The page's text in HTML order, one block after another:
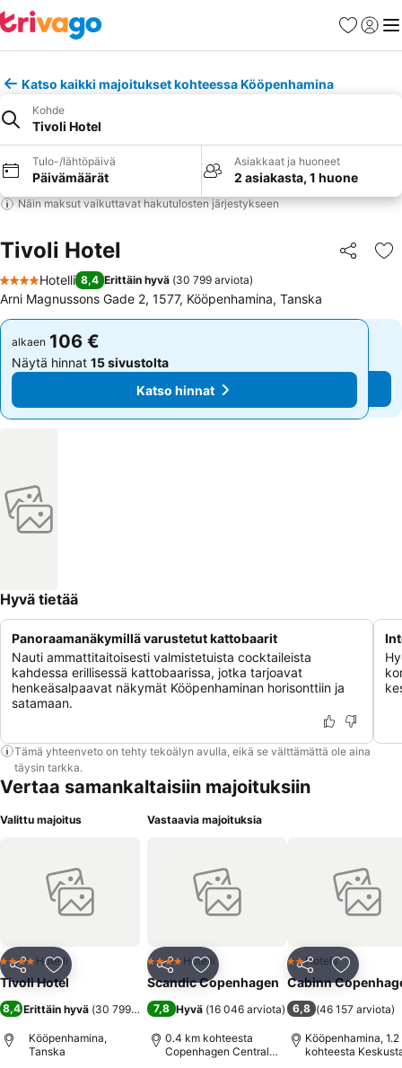
Suosikit
Katso kaikki majoitukset kohteessa Kööpenhamina
Kohde
Tivoli Hotel
Tulo-/lähtöpäivä
Päivämäärät
Asiakkaat ja huoneet
2 asiakasta, 1 huone
Näin maksut vaikuttavat hakutulosten järjestykseen
Tivoli Hotel Jaa
4 Tähtiluokitus
Hotelli 8,4 Erittäin hyvä (30 799 arviota)
Arni Magnussons Gade 2, 1577, Kööpenhamina, Tanska
alkaen 106 €
Näytä hinnat 15 sivustolta
Katso hinnat
alkaen 106 €
Näytä hinnat 15 sivustolta
Katso hinnat
Hyvä tietää
Panoraamanäkymillä varustetut kattobaarit
Nauti ammattitaitoisesti valmistetuista cocktaileista
kahdessa erillisessä kattobaarissa, jotka tarjoavat
henkeäsalpaavat näkymät Kööpenhaminan horisonttiin ja
satamaan.
Tämä yhteenveto on tehty tekoälyn avulla, eikä se välttämättä ole aina
täysin tarkka.
Vertaa samankaltaisiin majoituksiin
Valittu majoitus
Jaa Lisää suosikkeihin
4 Tähtiluokitus
Hotelli
Tivoli Hotel
8,4 Erittäin hyvä (30 799 arviota)
Kööpenhamina,
Tanska
Vastaavia majoituksia
Jaa Lisää suosikkeihin
4 Tähtiluokitus
Hotelli
Scandic Copenhagen
7,8 Hyvä (16 046 arviota)
0.4 km kohteesta
Copenhagen Central
Jaa Lisää
2 Tähtiluokitus
Hotelli
Cabinn
6,8 (46 157 arviota)
Kööpenhamina,
kohteesta